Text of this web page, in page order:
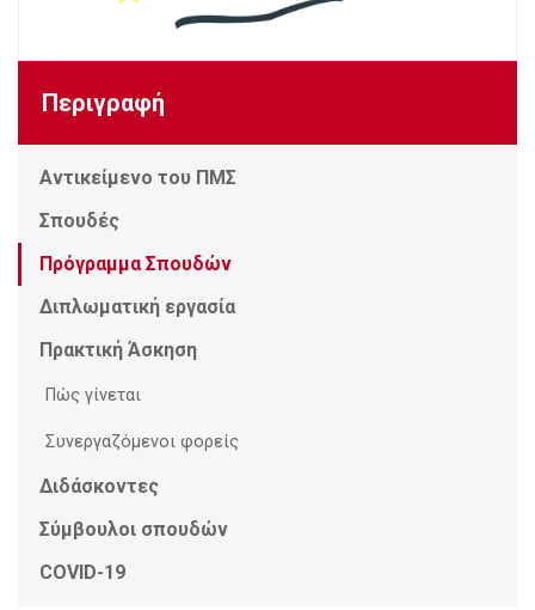
Περιγραφή
Αντικείμενο του ΠΜΣ
Σπουδές
Πρόγραμμα Σπουδών
Διπλωματική εργασία
Πρακτική Άσκηση
Πώς γίνεται
Συνεργαζόμενοι φορείς
Διδάσκοντες
Σύμβουλοι σπουδών
COVID-19